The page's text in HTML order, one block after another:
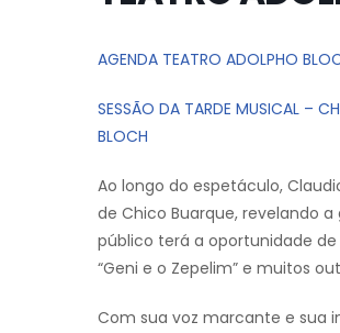
AGENDA TEATRO ADOLPHO
SESSÃO DA TARDE MUSICAL –
BLOCH
Ao longo do espetáculo,
de Chico Buarque, revelando
público terá a oportunidade de
“Geni e o Zepelim” e muitos
Com sua voz marcante e sua